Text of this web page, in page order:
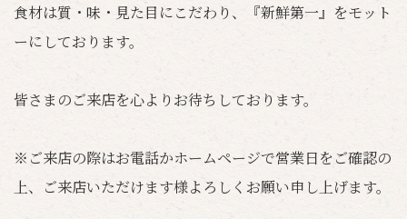
食材は質・味・見た目にこだわり、『新鮮第一』をモット
ーにしております。
皆さまのご来店を心よりお待ちしております。
※ご来店の際はお電話かホームページで営業日をご確認の
上、ご来店いただけます様よろしくお願い申し上げます。